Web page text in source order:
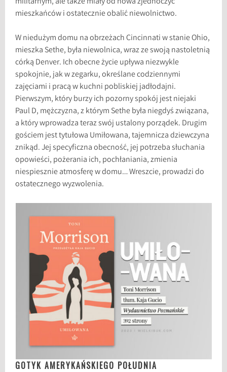
mieszkańców i ostatecznie obalić niewolnictwo.
W niedużym domu na obrzeżach Cincinnati w stanie Ohio,
mieszka Sethe, była niewolnica, wraz ze swoją nastoletnią
córką Denver. Ich obecne życie upływa niezwykle
spokojnie, jak w zegarku, określane codziennymi
zajęciami i pracą w kuchni pobliskiej jadłodajni.
Pierwszym, który burzy ich pozorny spokój jest niejaki
Paul D, mężczyzna, z którym Sethe była niegdyś związana,
a który wprowadza teraz swój ustalony porządek. Drugim
gościem jest tytułowa Umiłowana, tajemnicza dziewczyna
znikąd. Jej specyficzna obecność, jej potrzeba słuchania
opowieści, pożerania ich, pochłaniania, zmienia
niespiesznie atmosferę w domu… Wreszcie, prowadzi do
ostatecznego wyzwolenia.
GOTYK AMERYKAŃSKIEGO POŁUDNIA